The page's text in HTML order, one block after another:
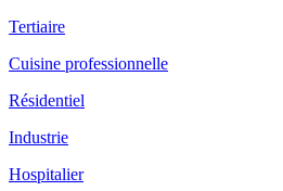
Tertiaire
Cuisine professionnelle
Résidentiel
Industrie
Hospitalier